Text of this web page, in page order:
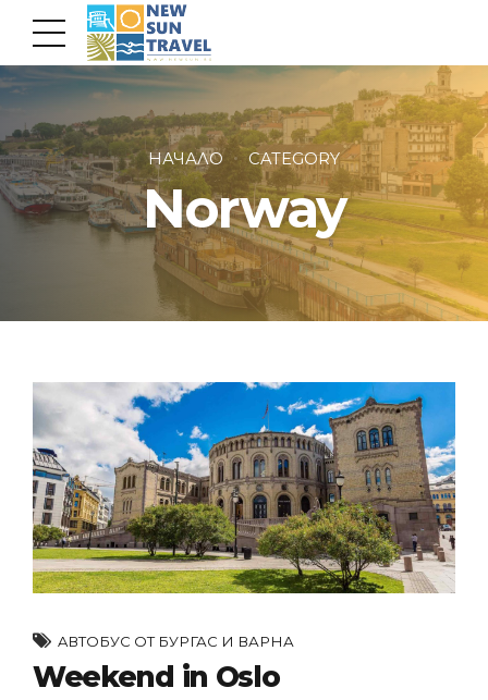
НАЧАЛО CATEGORY
Norway
AВТОБУС ОТ БУРГАС И ВАРНА
Weekend in Oslo